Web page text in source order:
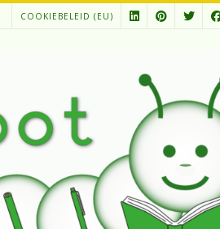
COOKIEBELEID (EU)